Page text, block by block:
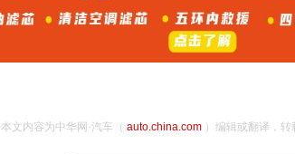
本文内容为中华网·汽车（ auto.china.com）编辑或翻译，转